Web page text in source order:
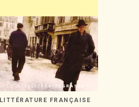
LITTÉRATURE FRANÇAISE